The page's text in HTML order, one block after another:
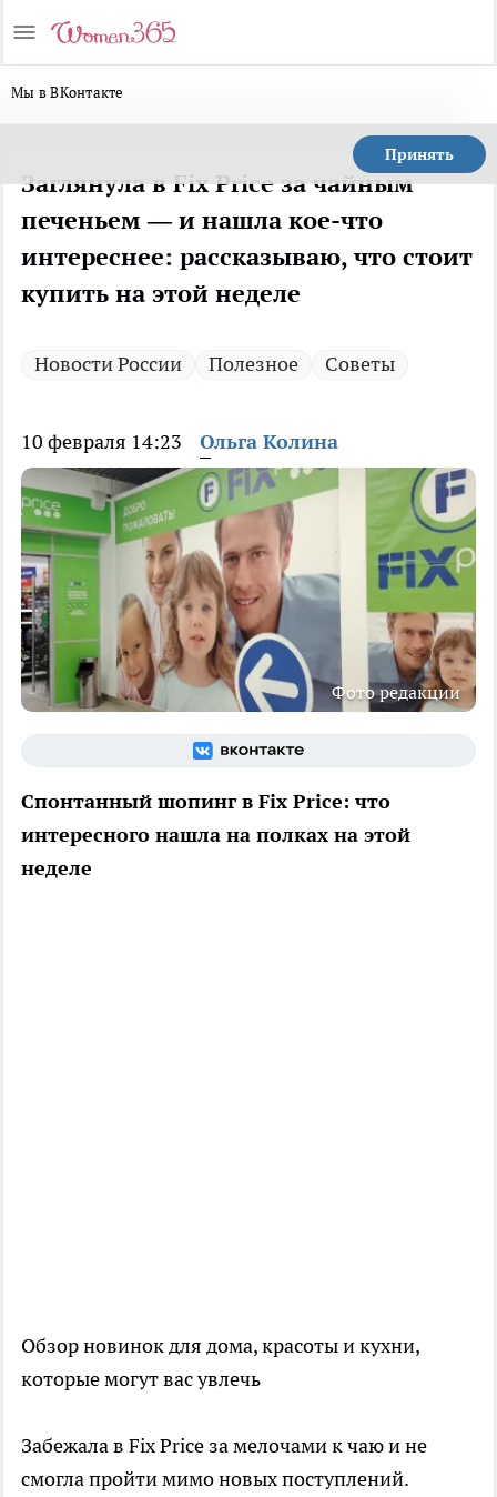
Мы в ВКонтакте
Принять
Заглянула в Fix Price за чайным
печеньем — и нашла кое-что
интереснее: рассказываю, что стоит
купить на этой неделе
Новости России Полезное Советы
10 февраля 14:23 Ольга Колина
Фото редакции
Спонтанный шопинг в Fix Price: что
интересного нашла на полках на этой
неделе
Обзор новинок для дома, красоты и кухни,
которые могут вас увлечь
Забежала в Fix Price за мелочами к чаю и не
смогла пройти мимо новых поступлений.